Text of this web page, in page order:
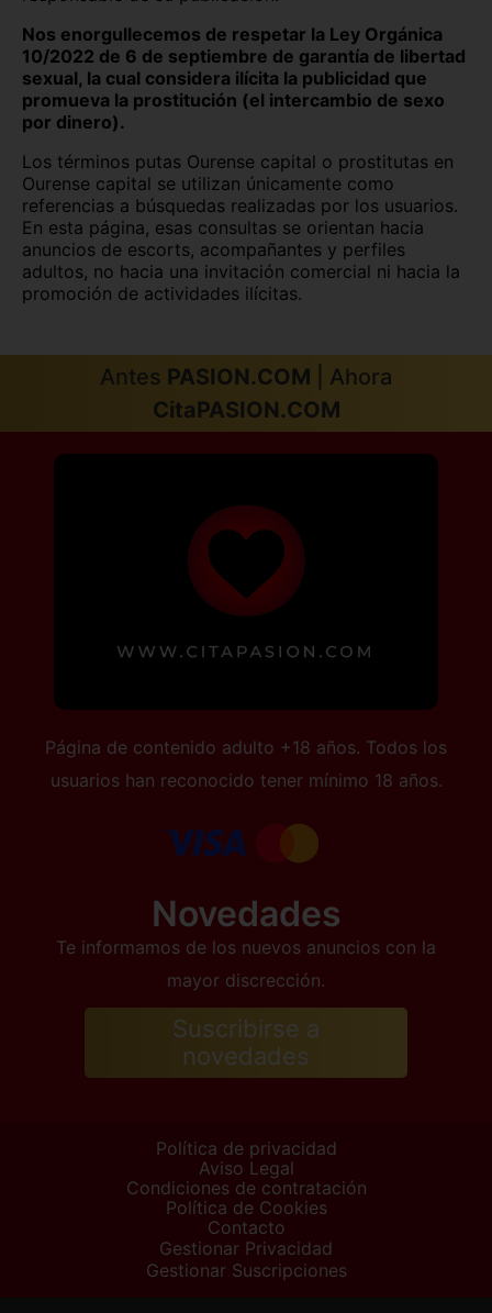
Nos enorgullecemos de respetar la Ley Orgánica
10/2022 de 6 de septiembre de garantía de libertad
sexual, la cual considera ilícita la publicidad que
promueva la prostitución (el intercambio de sexo
por dinero).
Los términos putas Ourense capital o prostitutas en
Ourense capital se utilizan únicamente como
referencias a búsquedas realizadas por los usuarios.
En esta página, esas consultas se orientan hacia
anuncios de escorts, acompañantes y perfiles
adultos, no hacia una invitación comercial ni hacia la
promoción de actividades ilícitas.
Antes PASION.COM
| Ahora
CitaPASION.COM
Página de contenido adulto +18 años. Todos los
usuarios han reconocido tener mínimo 18 años.
Novedades
Te informamos de los nuevos anuncios con la
mayor discrección.
Suscribirse a
novedades
Política de privacidad
Aviso Legal
Condiciones de contratación
Política de Cookies
Contacto
Gestionar Privacidad
Gestionar Suscripciones